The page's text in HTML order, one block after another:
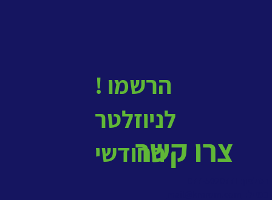
! הרשמו
לניוזלטר
החודשי
צרו קשר